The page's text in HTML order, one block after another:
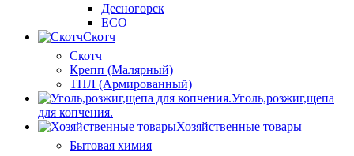
Десногорск
ECO
Скотч
Скотч
Крепп (Малярный)
ТПЛ (Армированный)
Уголь,розжиг,щепа
для копчения.
Хозяйственные товары
Бытовая химия